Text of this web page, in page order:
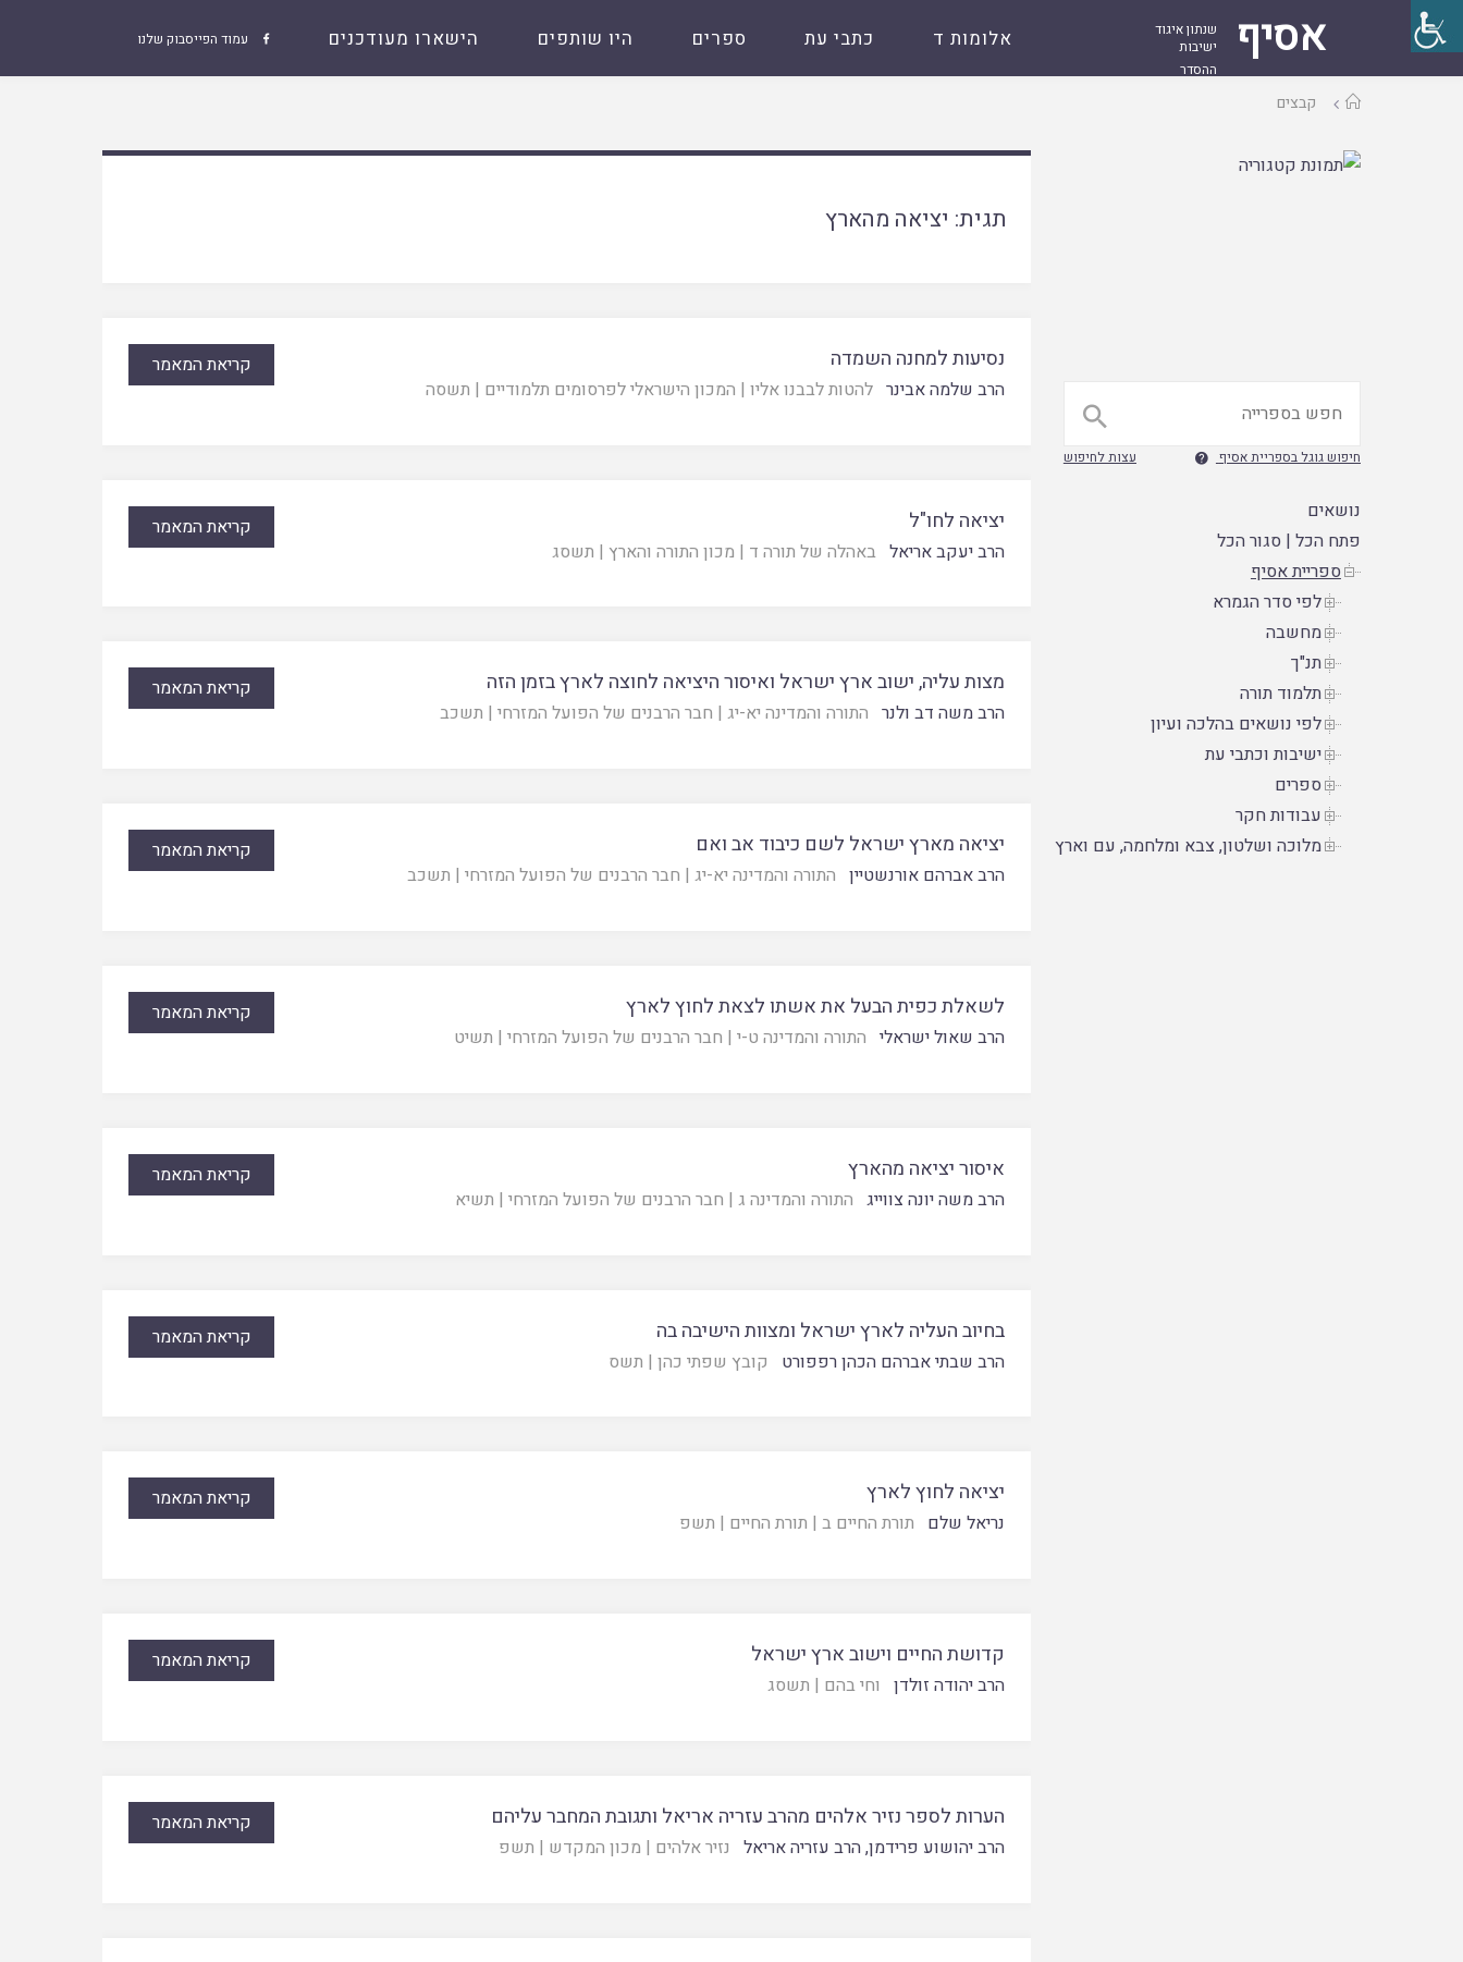
אסיף
שנתון איגוד
ישיבות
ההסדר
 עמוד הפייסבוק שלנו אלומות ד כתבי עת ספרים היו שותפים הישארו מעודכנים
עמודקבצים
תגית: יציאה מהארץ
נסיעות למחנה השמדה
הרב שלמה אבינר להטות לבבנו אליו | המכון הישראלי לפרסומים תלמודיים | תשסה
קריאת המאמר
יציאה לחו"ל
הרב יעקב אריאל באהלה של תורה ד | מכון התורה והארץ | תשסג
קריאת המאמר
מצות עליה, ישוב ארץ ישראל ואיסור היציאה לחוצה לארץ בזמן הזה
הרב משה דב ולנר התורה והמדינה יא-יג | חבר הרבנים של הפועל המזרחי | תשכב
קריאת המאמר
יציאה מארץ ישראל לשם כיבוד אב ואם
הרב אברהם אורנשטיין התורה והמדינה יא-יג | חבר הרבנים של הפועל המזרחי | תשכב
קריאת המאמר
לשאלת כפית הבעל את אשתו לצאת לחוץ לארץ
הרב שאול ישראלי התורה והמדינה ט-י | חבר הרבנים של הפועל המזרחי | תשיט
קריאת המאמר
איסור יציאה מהארץ
הרב משה יונה צווייג התורה והמדינה ג | חבר הרבנים של הפועל המזרחי | תשיא
קריאת המאמר
בחיוב העליה לארץ ישראל ומצוות הישיבה בה
הרב שבתי אברהם הכהן רפפורט קובץ שפתי כהן | תשס
קריאת המאמר
יציאה לחוץ לארץ
נריאל שלם תורת החיים ב | תורת החיים | תשפ
קריאת המאמר
קדושת החיים וישוב ארץ ישראל
הרב יהודה זולדן וחי בהם | תשסג
קריאת המאמר
הערות לספר נזיר אלהים מהרב עזריה אריאל ותגובת המחבר עליהם
הרב יהושוע פרידמן,הרב עזריה אריאל נזיר אלהים | מכון המקדש | תשפ
קריאת המאמר

חיפוש גוגל בספריית אסיף  עצות לחיפוש
נושאים
פתח הכל |סגור הכל
ספריית אסיף
לפי סדר הגמרא
מחשבה
תנ"ך
תלמוד תורה
לפי נושאים בהלכה ועיון
ישיבות וכתבי עת
ספרים
עבודות חקר
מלוכה ושלטון, צבא ומלחמה, עם וארץ